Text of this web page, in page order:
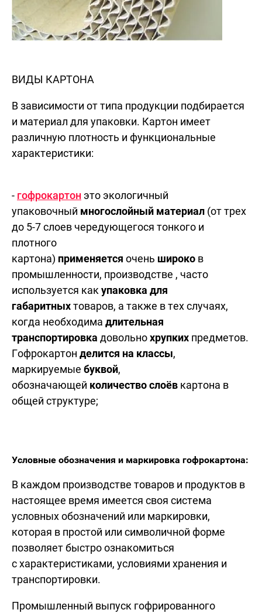
ВИДЫ КАРТОНА
В зависимости от типа продукции подбирается
и материал для упаковки. Картон имеет
различную плотность и функциональные
характеристики:
- гофрокартон это экологичный
упаковочный многослойный материал (от трех
до 5-7 слоев чередующегося тонкого и
плотного
картона) применяется очень широко в
промышленности, производстве , часто
используется какупаковка для
габаритныхтоваров, а также в тех случаях,
когда необходима длительная
транспортировка довольнохрупких предметов.
Гофрокартон делится на классы,
маркируемые буквой,
обозначающей количество слоёв картона в
общей структуре;
Условные обозначения и маркировка гофрокартона:
В каждом производстве товаров и продуктов в
настоящее время имеется своя система
условных обозначений или маркировки,
которая в простой или символичной форме
позволяет быстро ознакомиться
с характеристиками, условиями хранения и
транспортировки.
Промышленный выпуск гофрированного